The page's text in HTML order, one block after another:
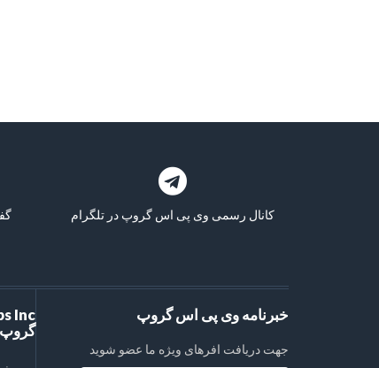
کانال رسمی وی پی اس گروپ در تلگرام
گروپ
خبرنامه وی پی اس گروپ
جهت دریافت افرهای ویژه ما عضو شوید